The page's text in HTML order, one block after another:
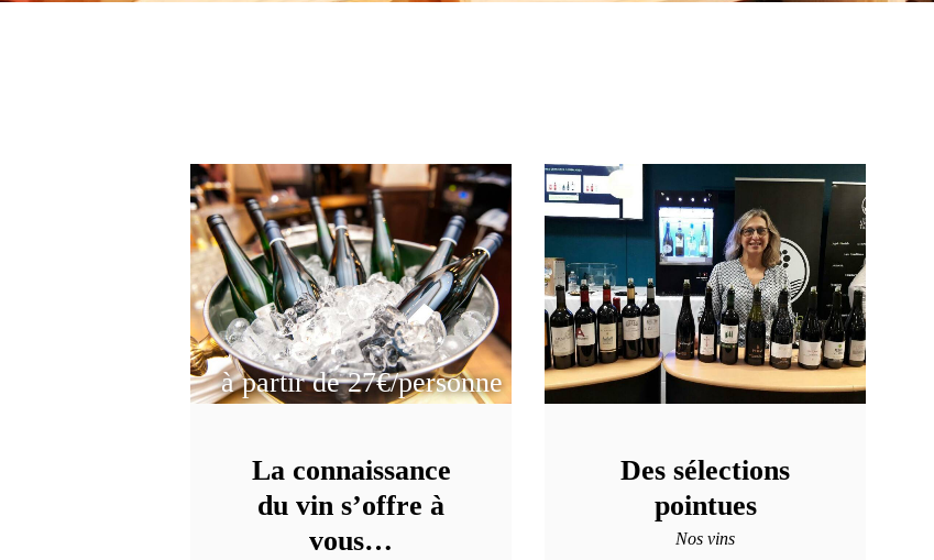
à partir de 27€/personne
La connaissance
du vin s’offre à
vous…
Des sélections
pointues
Nos vins